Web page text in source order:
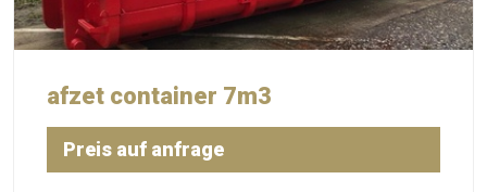
afzet container 7m3
Preis auf anfrage